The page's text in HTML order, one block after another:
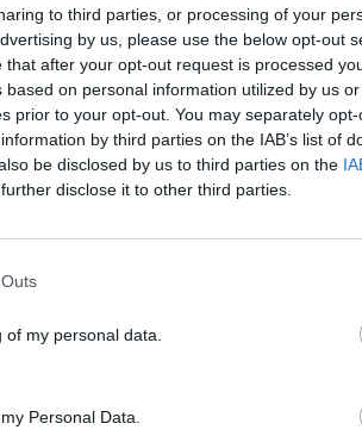
to third parties, or processing of your
by us, please use the below opt-out
after your opt-out request is processed
on personal information utilized by us
prior to your opt-out. You may separately
by third parties on the IAB’s list of
be disclosed by us to third parties on the
disclose it to other third parties.
my personal data.
Personal Data.
automobiliu dėl nevaldomo
ligoninės priėmimo skyrių“, –